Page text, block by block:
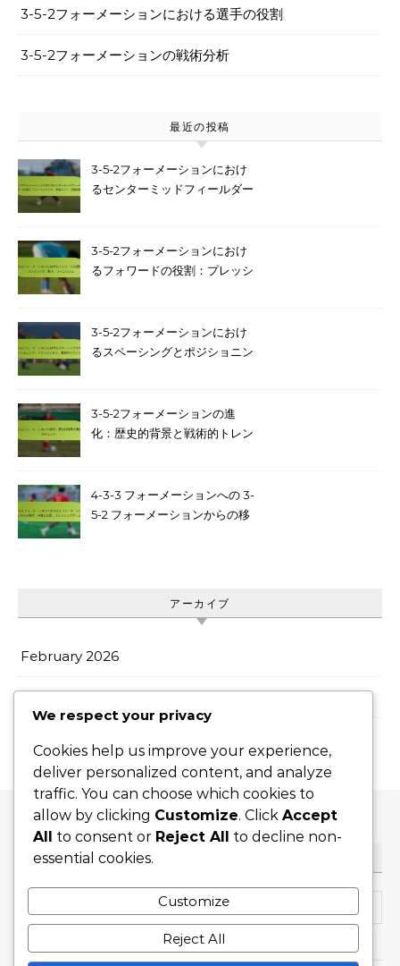
3-5-2フォーメーションにおける選手の役割
3-5-2フォーメーションの戦術分析
最近の投稿
3-5-2フォーメーションにおけ
るセンターミッドフィールダー
3-5-2フォーメーションにおけ
るフォワードの役割：プレッシ
3-5-2フォーメーションにおけ
るスペーシングとポジショニン
3-5-2フォーメーションの進
化：歴史的背景と戦術的トレン
4-3-3 フォーメーションへの 3-
5-2 フォーメーションからの移
アーカイブ
February 2026
January 2026
We respect your privacy
Cookies help us improve your experience,
deliver personalized content, and analyze
traffic. You can choose which cookies to
allow by clicking Customize. Click Accept
All to consent or Reject All to decline non-
essential cookies.
Customize
Reject All